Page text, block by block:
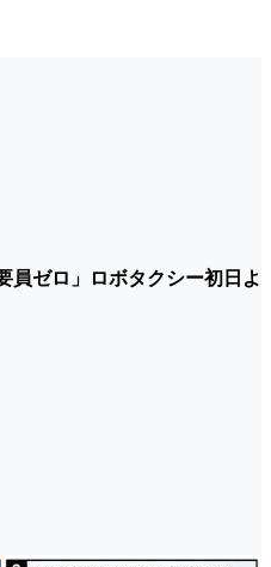
員ゼロ」ロボタクシー初日よ